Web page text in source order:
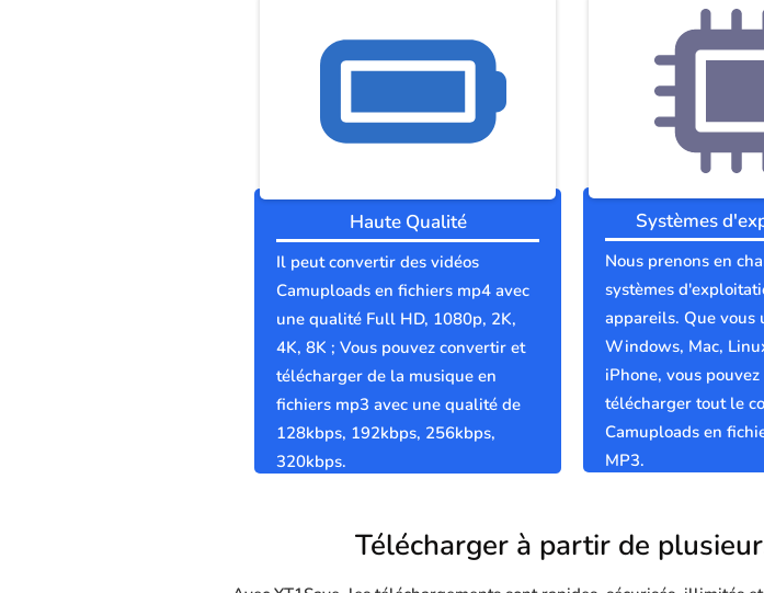
Haute Qualité
Il peut convertir des vidéos
Camuploads en fichiers mp4 avec
une qualité Full HD, 1080p, 2K,
4K, 8K ; Vous pouvez convertir et
télécharger de la musique en
fichiers mp3 avec une qualité de
128kbps, 192kbps, 256kbps,
320kbps.
Systèmes
Nous prenons en
systèmes
appareils. Que vous
Windows, Mac,
iPhone, vous
télécharger tout le
Camuploads en
MP3.
Télécharger à partir de